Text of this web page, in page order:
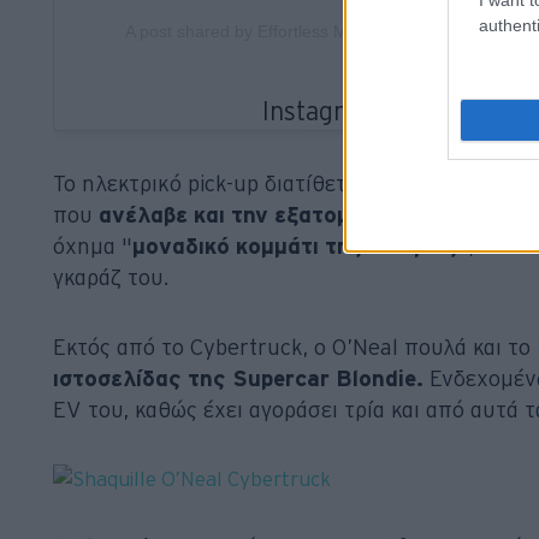
A post shared by Effortless Motors
Το ηλεκτρικό pick-up διατίθεται προς πώληση
που ανέλαβε και την εξατομίκευσή του . Σε
όχημα "μοναδικό κομμάτι της ιστορίας”, αν
γκαράζ του.
Εκτός από το Cybertruck, ο O’Neal πουλά και το
ιστοσελίδας της Supercar Blondie.
EV του, καθώς έχει αγοράσει τρία και από αυτά